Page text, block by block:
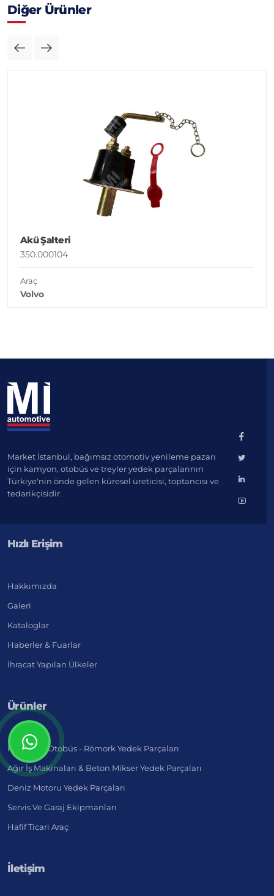
Diğer Ürünler
Akü Şalteri
350.000104
Araç
Volvo
Market İstanbul, bağımsız otomotiv yenileme pazarı
için kamyon, otobüs ve treyler yedek parçalarının
Türkiye'nin önde gelen küresel üreticisi, toptancısı ve
tedarikçisidir.
Hızlı Erişim
Hakkımızda
Galeri
Kataloglar
Haberler & Fuarlar
İhracat Yapılan Ülkeler
Ürünler
Kamyon - Otobüs - Römork Yedek Parçaları
Ağır İş Makinaları & Beton Mikser Yedek Parçaları
Deniz Motoru Yedek Parçaları
Servis Ve Garaj Ekipmanları
Hafif Ticari Araç
İletişim